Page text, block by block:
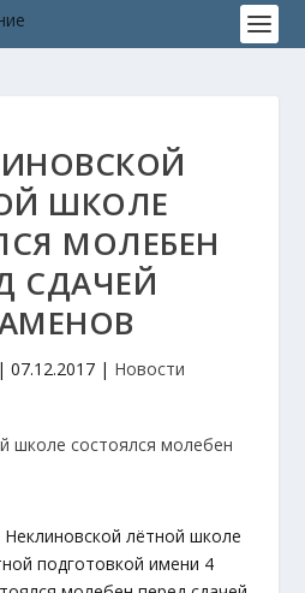
ШКОЛЕ
МОЛЕБЕН
СДАЧЕЙ
| 07.12.2017| Новости
Неклиновской лётной школе
подготовкой имени 4